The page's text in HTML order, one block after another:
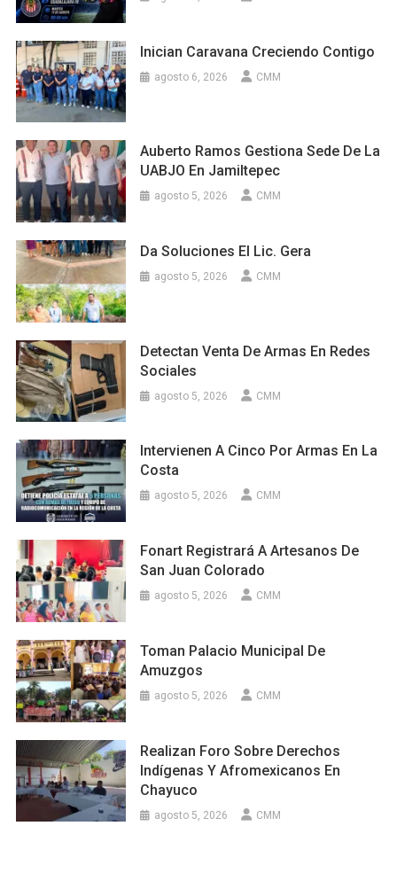
Inician Caravana Creciendo Contigo
agosto 6, 2026 CMM
Auberto Ramos Gestiona Sede De La
UABJO En Jamiltepec
agosto 5, 2026 CMM
Da Soluciones El Lic. Gera
agosto 5, 2026 CMM
Detectan Venta De Armas En Redes
Sociales
agosto 5, 2026 CMM
Intervienen A Cinco Por Armas En La
Costa
agosto 5, 2026 CMM
Fonart Registrará A Artesanos De
San Juan Colorado
agosto 5, 2026 CMM
Toman Palacio Municipal De
Amuzgos
agosto 5, 2026 CMM
Realizan Foro Sobre Derechos
Indígenas Y Afromexicanos En
Chayuco
agosto 5, 2026 CMM